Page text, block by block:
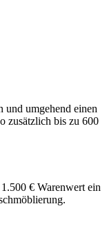
und umgehend einen
zusätzlich bis zu 600
€ Warenwert ein